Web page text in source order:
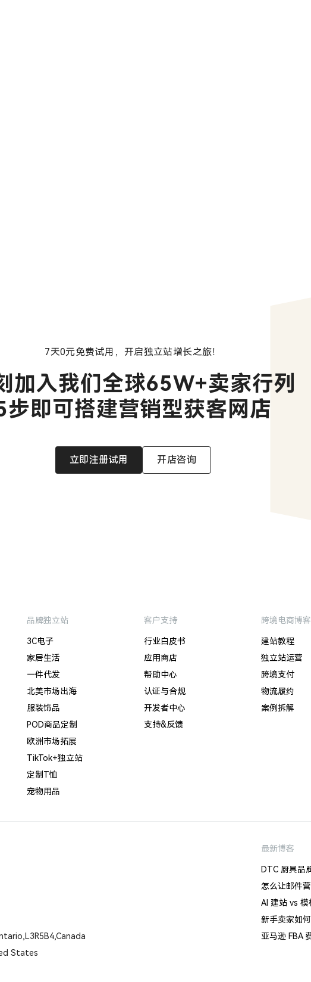
7天0元免费试用，开启独立站增长之旅！
加入我们全球65W+卖家行列
步即可搭建营销型获客网店
立即注册试用 开店咨询
品牌独立站
3C电子
家居生活
一件代发
北美市场出海
服装饰品
POD商品定制
欧洲市场拓展
TikTok+独立站
定制T恤
宠物用品
客户支持
行业白皮书
应用商店
帮助中心
认证与合规
开发者中心
支持&反馈
跨境电商博客
建站教程
独立站运营
跨境支付
物流履约
案例拆解
States
最新博客